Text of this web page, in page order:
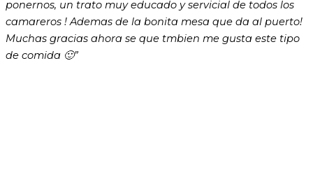
ponernos, un trato muy educado y servicial de todos los
camareros ! Ademas de la bonita mesa que da al puerto!
Muchas gracias ahora se que tmbien me gusta este tipo
de comida 🙂”